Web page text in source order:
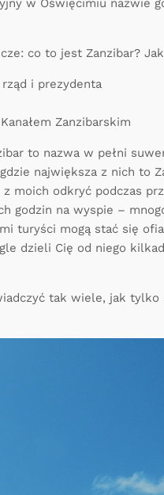
w Oświęcimiu nazwie
co to jest Zanzibar?
rząd i prezydenta
Zanzibarskim
to nazwa w pełni
największa z nich to
moich odkryć podczas
godzin na wyspie –
turyści mogą stać się
dzieli Cię od niego
tak wiele, jak